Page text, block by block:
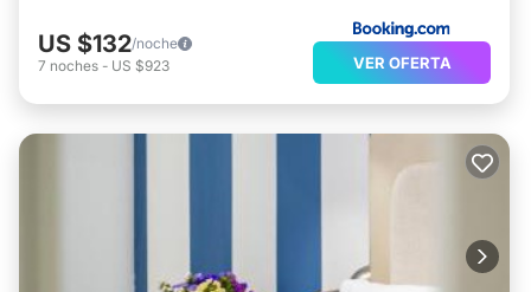
US $132/noche
7 noches - US $923 VER OFERTA